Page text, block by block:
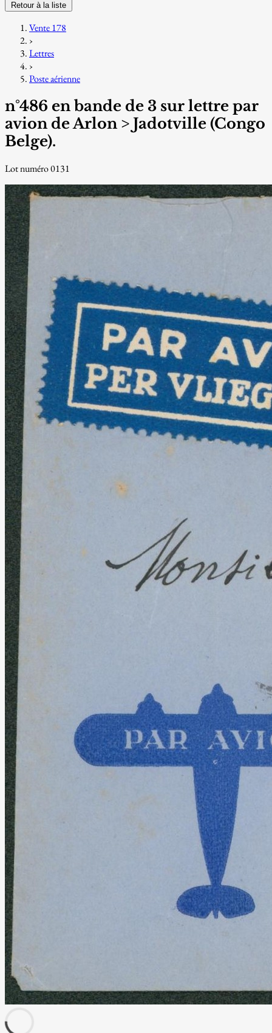
Retour à la liste
Vente 178
›
Lettres
›
Poste aérienne
n°486 en bande de 3 sur lettre par
avion de Arlon > Jadotville (Congo
Belge).
Lot numéro 0131